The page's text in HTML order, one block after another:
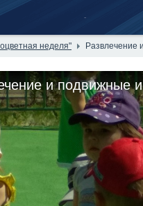
неделя" Развлечение
и подвижные